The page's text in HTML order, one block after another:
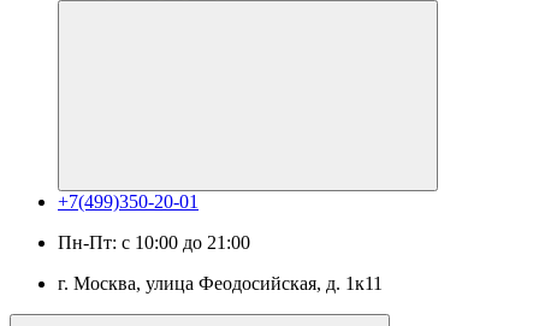
+7(499)350-20-01
Пн-Пт: с 10:00 до 21:00
г. Москва, ​улица Феодосийская, д. 1к11